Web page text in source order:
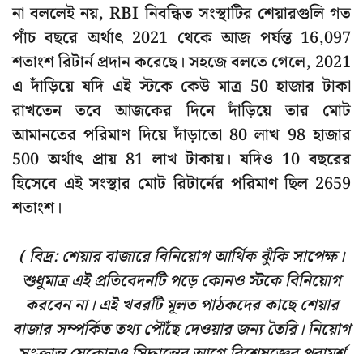
না বললেই নয়, RBI নিবন্ধিত সংস্থাটির শেয়ারগুলি গত
পাঁচ বছরে অর্থাৎ 2021 থেকে আজ পর্যন্ত 16,097
শতাংশ রিটার্ন প্রদান করেছে। সহজে বলতে গেলে, 2021
এ দাঁড়িয়ে যদি এই স্টকে কেউ মাত্র 50 হাজার টাকা
রাখতেন তবে আজকের দিনে দাঁড়িয়ে তার মোট
আমানতের পরিমাণ দিয়ে দাঁড়াতো 80 লাখ 98 হাজার
500 অর্থাৎ প্রায় 81 লাখ টাকায়। যদিও 10 বছরের
হিসেবে এই সংস্থার মোট রিটার্নের পরিমাণ ছিল 2659
শতাংশ।
( বিদ্র: শেয়ার বাজারে বিনিয়োগ আর্থিক ঝুঁকি সাপেক্ষ।
শুধুমাত্র এই প্রতিবেদনটি পড়ে কোনও স্টকে বিনিয়োগ
করবেন না। এই খবরটি মূলত পাঠকদের কাছে শেয়ার
বাজার সম্পর্কিত তথ্য পৌঁছে দেওয়ার জন্য তৈরি। নিয়োগ